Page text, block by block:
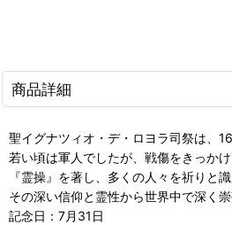
商品詳細
聖イグナツィオ・デ・ロヨラ司祭は、
若い頃は軍人でしたが、戦傷をきっか
『霊操』を著し、多くの人々を祈りと
その深い信仰と霊性から世界中で深く
記念日：7月31日